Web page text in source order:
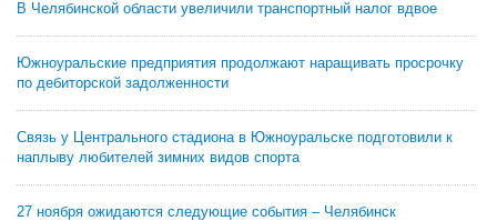
В Челябинской области увеличили транспортный налог вдвое
Южноуральские предприятия продолжают наращивать просрочку
по дебиторской задолженности
Связь у Центрального стадиона в Южноуральске подготовили к
наплыву любителей зимних видов спорта
27 ноября ожидаются следующие события – Челябинск